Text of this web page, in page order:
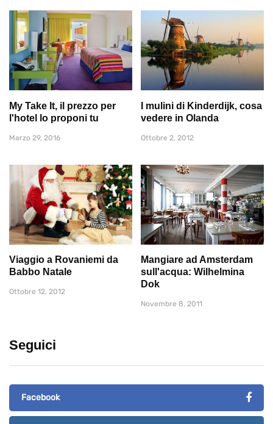
My Take It, il prezzo per
l'hotel lo proponi tu
Marzo 29, 2016
I mulini di Kinderdijk, cosa
vedere in Olanda
Ottobre 2, 2012
Viaggio a Rovaniemi da
Babbo Natale
Ottobre 12, 2012
Mangiare ad Amsterdam
sull'acqua: Wilhelmina
Dok
Novembre 8, 2011
Seguici
Facebook